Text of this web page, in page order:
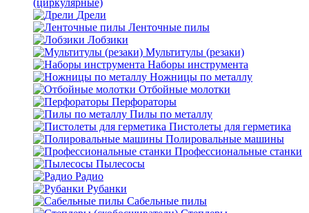
(циркулярные)
Дрели
Ленточные пилы
Лобзики
Мультитулы (резаки)
Наборы инструмента
Ножницы по металлу
Отбойные молотки
Перфораторы
Пилы по металлу
Пистолеты для герметика
Полировальные машины
Профессиональные станки
Пылесосы
Радио
Рубанки
Сабельные пилы